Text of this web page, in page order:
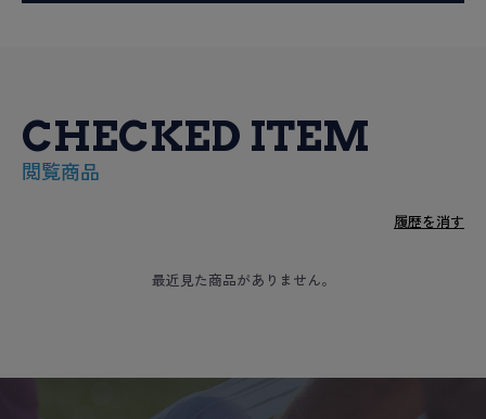
CHECKED ITEM
閲覧商品
履歴を消す
最近見た商品がありません。